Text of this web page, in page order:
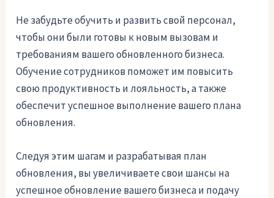
Не забудьте обучить и развить свой персонал,
чтобы они были готовы к новым вызовам и
требованиям вашего обновленного бизнеса.
Обучение сотрудников поможет им повысить
свою продуктивность и лояльность, а также
обеспечит успешное выполнение вашего плана
обновления.
Следуя этим шагам и разрабатывая план
обновления, вы увеличиваете свои шансы на
успешное обновление вашего бизнеса и подачу